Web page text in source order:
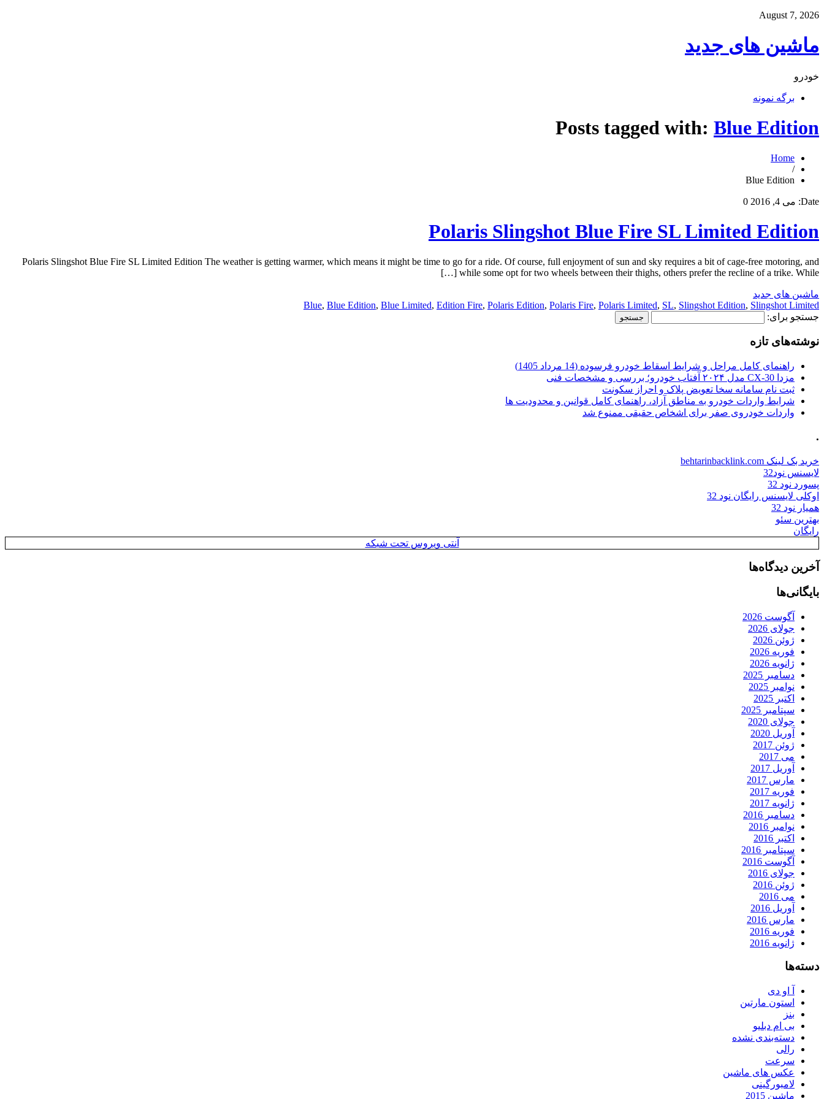
August 7, 2026
ماشین های جدید
خودرو
برگه نمونه
Posts tagged with: Blue Edition
Home
/
Blue Edition
Date: می 4, 2016 0
Polaris Slingshot Blue Fire SL Limited Edition
Polaris Slingshot Blue Fire SL Limited Edition The weather is getting warmer, which means it might be time to go for a ride. Of course, full enjoyment of sun and sky requires a bit of cage-free motoring, and
while some opt for two wheels between their thighs, others prefer the recline of a trike. While […]
ماشین های جدید
Blue, Blue Edition, Blue Limited, Edition Fire, Polaris Edition, Polaris Fire, Polaris Limited, SL, Slingshot Edition, Slingshot Limited
جستجو برای:
نوشته‌های تازه
راهنمای کامل مراحل و شرایط اسقاط خودرو فرسوده (14 مرداد 1405)
مزدا CX-30 مدل ۲۰۲۴ آفتاب خودرو؛ بررسی و مشخصات فنی
ثبت نام سامانه سخا تعویض پلاک و احراز سکونت
شرایط واردات خودرو به مناطق آزاد، راهنمای کامل قوانین و محدودیت ها
واردات خودروی صفر برای اشخاص حقیقی ممنوع شد
.
خرید بک لینک behtarinbacklink.com
لایسنس نود32
پسورد نود 32
اوکلی لایسنس رایگان نود 32
همیار نود 32
بهترین سئو
رایگان
آنتی ویروس تحت شبکه
آخرین دیدگاه‌ها
بایگانی‌ها
آگوست 2026
جولای 2026
ژوئن 2026
فوریه 2026
ژانویه 2026
دسامبر 2025
نوامبر 2025
اکتبر 2025
سپتامبر 2025
جولای 2020
آوریل 2020
ژوئن 2017
می 2017
آوریل 2017
مارس 2017
فوریه 2017
ژانویه 2017
دسامبر 2016
نوامبر 2016
اکتبر 2016
سپتامبر 2016
آگوست 2016
جولای 2016
ژوئن 2016
می 2016
آوریل 2016
مارس 2016
فوریه 2016
ژانویه 2016
دسته‌ها
آ او دی
استون مارتین
بنز
بی ام دبلیو
دسته‌بندی نشده
رالی
سرعت
عکس های ماشین
لامبورگینی
ماشین 2015